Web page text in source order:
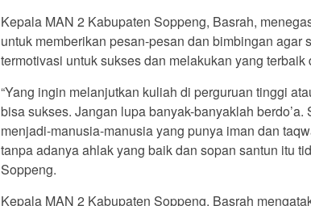
Kepala MAN 2 Kabupaten Soppeng, Basrah,
untuk memberikan pesan-pesan dan bimbingan agar
termotivasi untuk sukses dan melakukan yang terbaik
“Yang ingin melanjutkan kuliah di perguruan tinggi
bisa sukses. Jangan lupa banyak-banyaklah
menjadi-manusia-manusia yang punya iman dan
tanpa adanya ahlak yang baik dan sopan santun itu
Soppeng.
Kepala MAN 2 Kabupaten Soppeng, Basrah